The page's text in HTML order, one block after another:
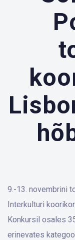
9.-13. novembrini
Interkulturi
Konkursil osales
erinevates